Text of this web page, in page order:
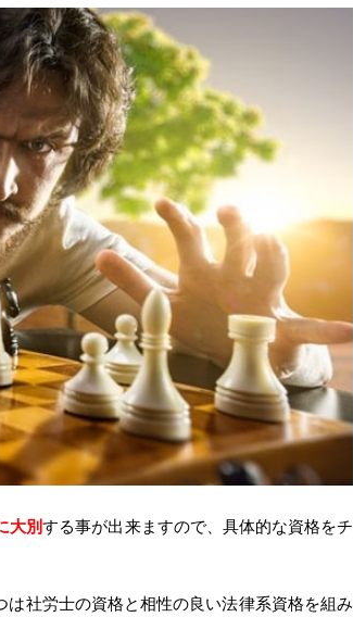
大別する事が出来ますので、具体的な資格をチ
社労士の資格と相性の良い法律系資格を組み